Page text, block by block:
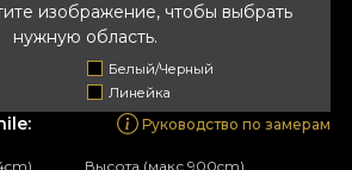
изображение, чтобы выбрать
нужную область.
Белый/Черный
Линейка
Руководство по замерам
Высота (макс 900cm)